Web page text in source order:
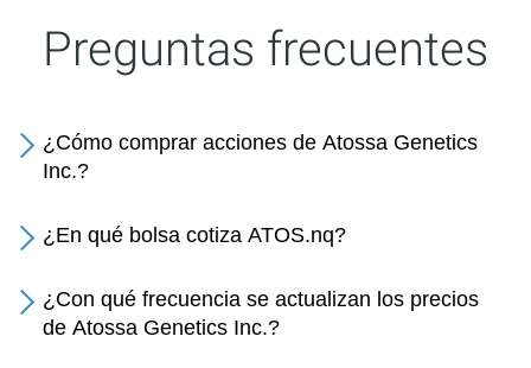
Preguntas frecuentes
¿Cómo comprar acciones de Atossa Genetics
Inc.?
¿En qué bolsa cotiza ATOS.nq?
¿Con qué frecuencia se actualizan los precios
de Atossa Genetics Inc.?